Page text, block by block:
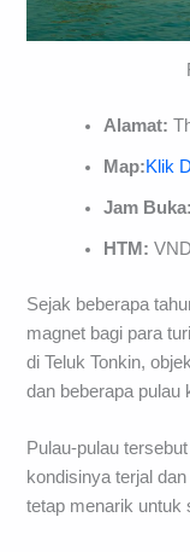
Alamat:
Map:Klik
Jam Buka:
HTM:
Sejak beberapa
magnet bagi para
di Teluk Tonkin,
dan beberapa pulau
Pulau-pulau
kondisinya terjal
tetap menarik untuk